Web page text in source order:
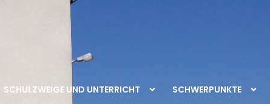
SCHULZWEIGE UND UNTERRICHT SCHWERPUNKTE